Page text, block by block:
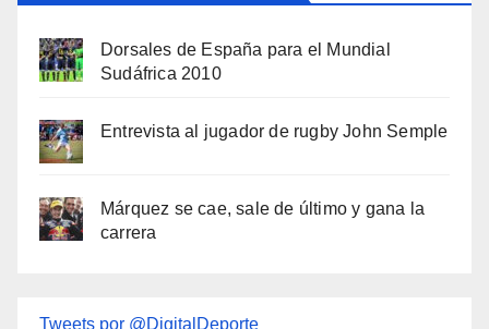
Dorsales de España para el Mundial
Sudáfrica 2010
Entrevista al jugador de rugby John Semple
Márquez se cae, sale de último y gana la
carrera
Tweets por @DigitalDeporte